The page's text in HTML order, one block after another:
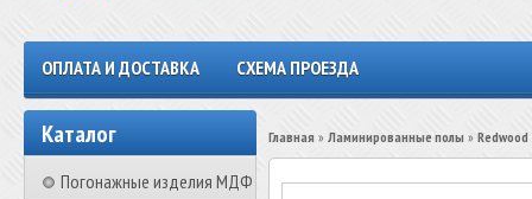
ОПЛАТА И ДОСТАВКА СХЕМА ПРОЕЗДА
Каталог
Погонажные изделия МДФ
Главная » Ламинированные полы » Redwood